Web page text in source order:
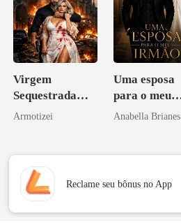
Virgem
Sequestrada
pelo Mafioso
DE SANGUE
Armotizei
Uma esposa
para o meu
irmão
Anabella Brianes
Reclame seu bônus no App